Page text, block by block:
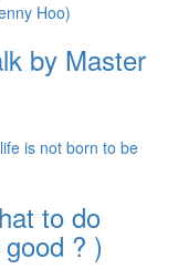
by Master
to do
? )